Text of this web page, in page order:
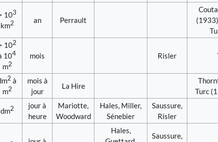
103
km2 an Perrault
102
104
m2
mois Risler
2 à
m2
mois à
jour
La Hire
Turc
dm2
jour à
heure
Mariotte,
Woodward
Hales, Miller,
Sénebier
Saussure,
Risler
Hales,
Saussure,